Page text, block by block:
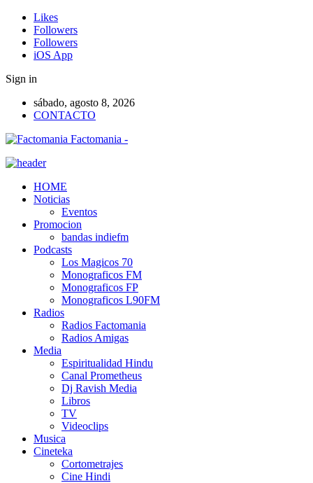
Likes
Followers
Followers
iOS App
Sign in
sábado, agosto 8, 2026
CONTACTO
Factomania -
HOME
Noticias
Eventos
Promocion
bandas indiefm
Podcasts
Los Magicos 70
Monograficos FM
Monograficos FP
Monograficos L90FM
Radios
Radios Factomania
Radios Amigas
Media
Espiritualidad Hindu
Canal Prometheus
Dj Ravish Media
Libros
TV
Videoclips
Musica
Cineteka
Cortometrajes
Cine Hindi